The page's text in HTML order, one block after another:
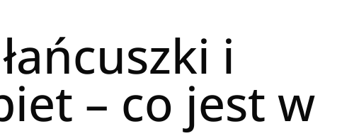
i
– co jest w